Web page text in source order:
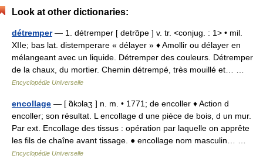
Look at other dictionaries:
détremper— 1. détremper [ detrɑ̃pe ] v. tr. <conjug. : 1> • mil.
XIIe; bas lat. distemperare « délayer » ♦ Amollir ou délayer en
mélangeant avec un liquide. Détremper des couleurs. Détremper
de la chaux, du mortier. Chemin détrempé, très mouillé et… …
Encyclopédie Universelle
encollage — [ ɑ̃kɔlaʒ ] n. m. • 1771; de encoller ♦ Action d
encoller; son résultat. L encollage d une pièce de bois, d un mur.
Par ext. Encollage des tissus : opération par laquelle on apprête
les fils de chaîne avant tissage. ● encollage nom masculin… …
Encyclopédie Universelle